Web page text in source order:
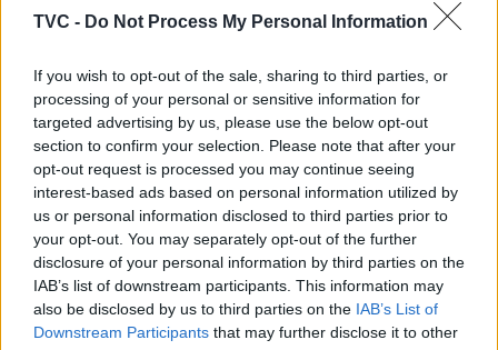
TVC - Do Not Process My Personal Information
If you wish to opt-out of the sale, sharing to third parties, or
processing of your personal or sensitive information for
targeted advertising by us, please use the below opt-out
section to confirm your selection. Please note that after your
opt-out request is processed you may continue seeing
interest-based ads based on personal information utilized by
us or personal information disclosed to third parties prior to
your opt-out. You may separately opt-out of the further
disclosure of your personal information by third parties on the
IAB’s list of downstream participants. This information may
also be disclosed by us to third parties on the IAB’s List of
Downstream Participants that may further disclose it to other
1.º Leangel Linarez (Tavfer-Ovos Matinados-
Mortágua), 80 pts
Classificação por Equipas
1.º Glassdrive-Q8-Anicolor, 26h40m54s
11.º Tavfer-Ovos Matinados-Mortágua, a 25s